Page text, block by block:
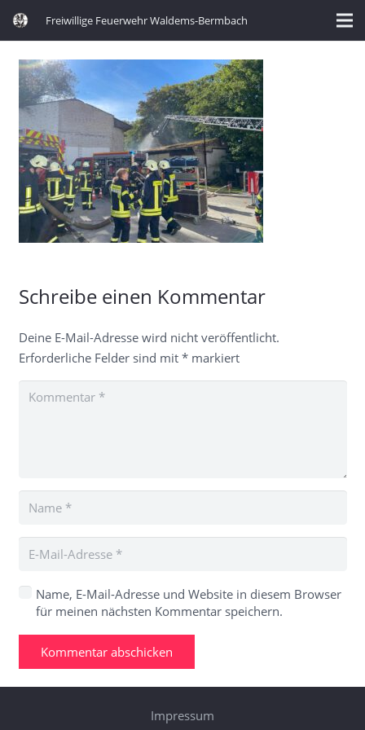
Freiwillige Feuerwehr Waldems-Bermbach
Schreibe einen Kommentar
Deine E-Mail-Adresse wird nicht veröffentlicht.
Erforderliche Felder sind mit *markiert
Name, E-Mail-Adresse und Website in diesem Browser
für meinen nächsten Kommentar speichern.
Kommentar abschicken
Impressum